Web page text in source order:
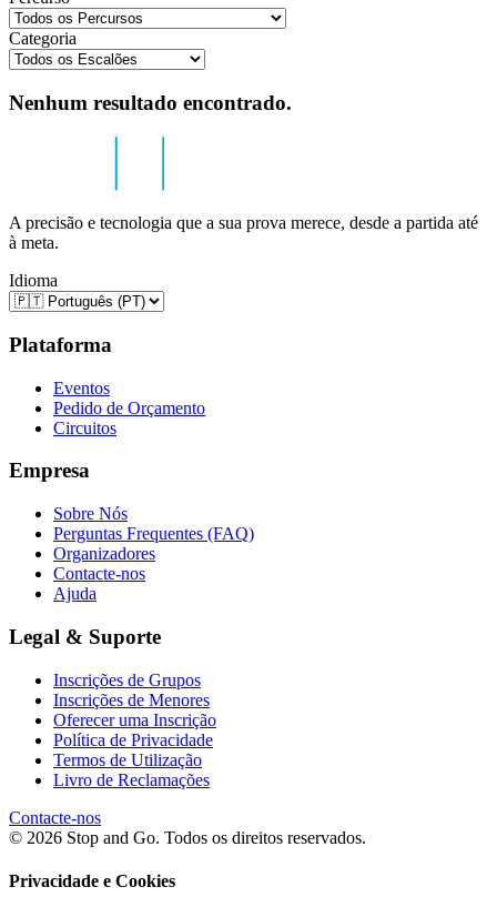
Categoria
Nenhum resultado encontrado.
A precisão e tecnologia que a sua prova merece, desde a partida até
à meta.
Idioma
Plataforma
Eventos
Pedido de Orçamento
Circuitos
Empresa
Sobre Nós
Perguntas Frequentes (FAQ)
Organizadores
Contacte-nos
Ajuda
Legal & Suporte
Inscrições de Grupos
Inscrições de Menores
Oferecer uma Inscrição
Política de Privacidade
Termos de Utilização
Livro de Reclamações
Contacte-nos
© 2026 Stop and Go. Todos os direitos reservados.
Privacidade e Cookies